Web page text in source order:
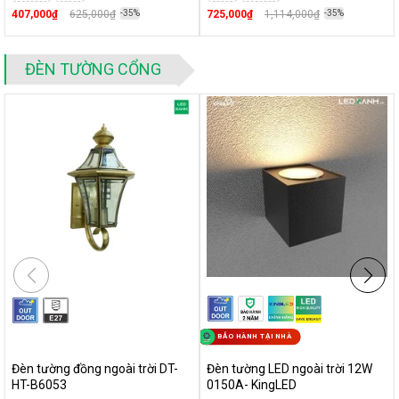
Đặc biệt hơn, giá bán của chúng tôi luôn ở mức giá tương
đồng với nhà cung cấp nên khách hàng sẽ nhận được sản
phẩm có chất lượng tốt và giá phù hợp.
Tư vấn về đèn tường
Đèn treo tường hành lang
và kinh nghiệm chọn đèn ĐÚNG -
ĐỦ - CHUẨN
Đèn gắn tường cầu thang
và 5 cách chọn đèn đúng nhu cầu
Đèn gỗ treo tường
- 5 mẹo giúp bạn chọn được đúng sản
phẩm
Đèn tường tân cổ điển
- Phong cách của giới thượng lưu
hiện đại
Đèn ngủ treo tường
- 3 TIPS cần ghi nhớ giúp tăng thẩm mỹ
Tại sao bạn nên sử dụng đèn ốp tường? Cách chọn đèn
tường
407,000₫ 625,000₫ -35% 725,000₫ 1,114,000₫ -35%
ĐÈN TƯỜNG CỔNG
Đèn tường đồng ngoài trời DT-
HT-B6053
BẢO HÀNH TẠI NHÀ
Đèn tường LED ngoài trời 12W
0150A- KingLED